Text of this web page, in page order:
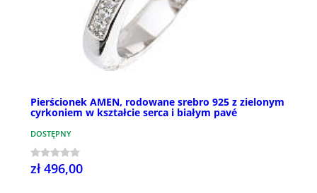
Pierścionek AMEN, rodowane srebro 925 z zielonym
cyrkoniem w kształcie serca i białym pavé
DOSTĘPNY
zł 496,00